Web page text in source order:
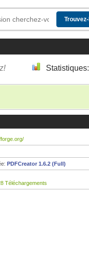
Statistiques:
PDFCreator 1.6.2 (Full)
Téléchargements